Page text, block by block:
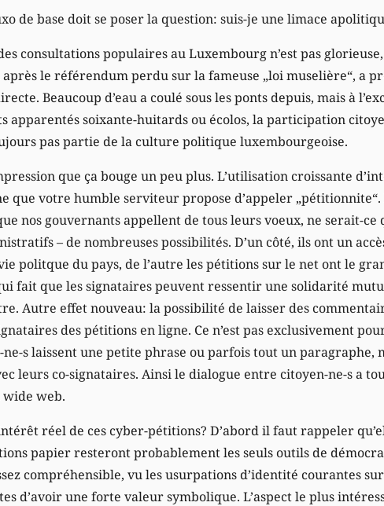
de base doit se poser la question: suis-je une limace
consultations populaires au Luxembourg n’est pas
après le référendum perdu sur la fameuse „loi muselière“, a
Beaucoup d’eau a coulé sous les ponts depuis, mais à
apparentés soixante-huitards ou écolos, la participation
pas partie de la culture politique luxembourgeoise.
que ça bouge un peu plus. L’utilisation croissante
que votre humble serviteur propose d’appeler
nos gouvernants appellent de tous leurs voeux, ne serait-
– de nombreuses possibilités. D’un côté, ils ont un
politque du pays, de l’autre les pétitions sur le net ont le
fait que les signataires peuvent ressentir une solidarité
Autre effet nouveau: la possibilité de laisser des
des pétitions en ligne. Ce n’est pas exclusivement
s laissent une petite phrase ou parfois tout un paragraphe,
leurs co-signataires. Ainsi le dialogue entre citoyen-ne-s a
web.
réel de ces cyber-pétitions? D’abord il faut rappeler
papier resteront probablement les seuls outils de
compréhensible, vu les usurpations d’identité courantes
d’avoir une forte valeur symbolique. L’aspect le plus